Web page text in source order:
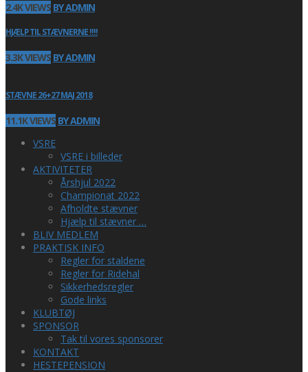
2.4K VIEWS BY ADMIN
HJÆLP TIL STÆVNERNE !!!!
3.3K VIEWS BY ADMIN
STÆVNE 26+27 MAJ 2018
11.1K VIEWS BY ADMIN
VSRE
VSRE i billeder
AKTIVITETER
Årshjul 2022
Championat 2022
Afholdte stævner
Hjælp til stævner …
BLIV MEDLEM
PRAKTISK INFO
Regler for staldene
Regler for Ridehal
Sikkerhedsregler
Gode links
KLUBTØJ
SPONSOR
Tak til vores sponsorer
KONTAKT
HESTEPENSION